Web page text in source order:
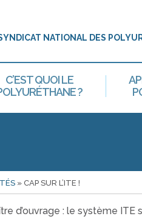
NATIONAL DES
C’EST QUOI LE
?
» CAP SUR L’ITE !
d’ouvrage : le système